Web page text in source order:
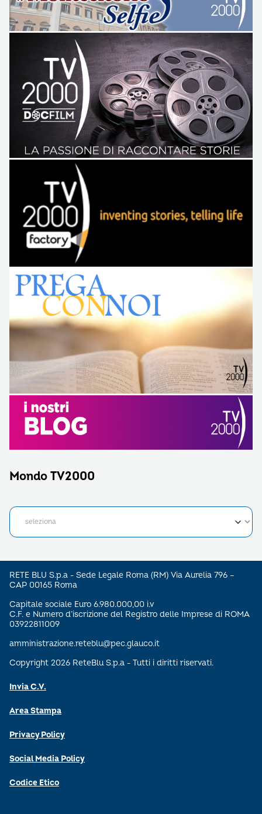
Mondo TV2000
RETE BLU S.p.a - Sede Legale Roma (RM) Via Aurelia 796 –
CAP 00165 Roma
Capitale sociale Euro 6.980.000,00 i.v
C.F. e Numero d’iscrizione del Registro delle Imprese di ROMA
03922811009
amministrazione.reteblu@pec.glauco.it
Copyright 2026 ReteBlu S.p.a - Tutti i diritti riservati.
Invia C.V.
Area Stampa
Privacy Policy
Social Media Policy
Codice Etico